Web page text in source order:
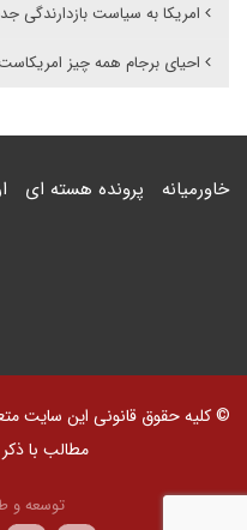
امریکا به سیاست بازدارندگی
احیای برجام همه چیز
خاورمیانه پرونده هسته ای
© کلیه حقوق قانونی این سایت
مطالب با
توسعه و